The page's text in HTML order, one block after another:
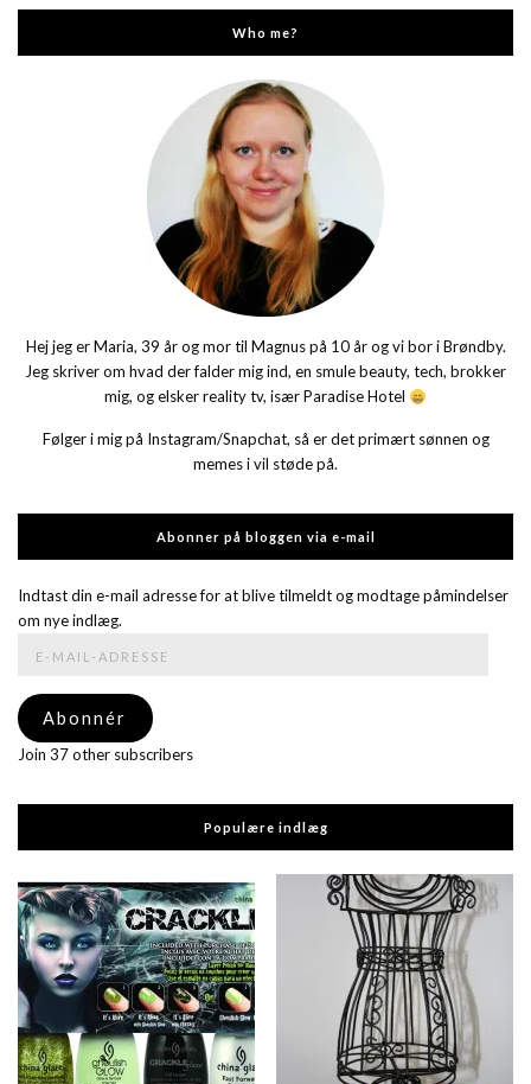
Who me?
Hej jeg er Maria, 39 år og mor til Magnus på 10 år og vi bor i Brøndby.
Jeg skriver om hvad der falder mig ind, en smule beauty, tech, brokker
mig, og elsker reality tv, især Paradise Hotel
Følger i mig på Instagram/Snapchat, så er det primært sønnen og
memes i vil støde på.
Abonner på bloggen via e-mail
Indtast din e-mail adresse for at blive tilmeldt og modtage påmindelser
om nye indlæg.
adresse
Abonnér
Join 37 other subscribers
Populære indlæg